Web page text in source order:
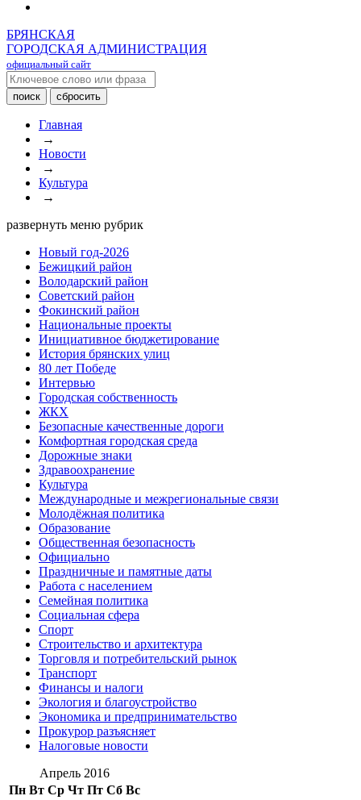
БРЯНСКАЯ
ГОРОДСКАЯ АДМИНИСТРАЦИЯ
официальный сайт
Главная
→
Новости
→
Культура
→
развернуть меню рубрик
Новый год-2026
Бежицкий район
Володарский район
Советский район
Фокинский район
Национальные проекты
Инициативное бюджетирование
История брянских улиц
80 лет Победе
Интервью
Городская собственность
ЖКХ
Безопасные качественные дороги
Комфортная городская среда
Дорожные знаки
Здравоохранение
Культура
Международные и межрегиональные связи
Молодёжная политика
Образование
Общественная безопасность
Официально
Праздничные и памятные даты
Работа с населением
Семейная политика
Социальная сфера
Спорт
Строительство и архитектура
Торговля и потребительский рынок
Транспорт
Финансы и налоги
Экология и благоустройство
Экономика и предпринимательство
Прокурор разъясняет
Налоговые новости
Апрель 2016
Пн Вт Ср Чт Пт Сб Вс